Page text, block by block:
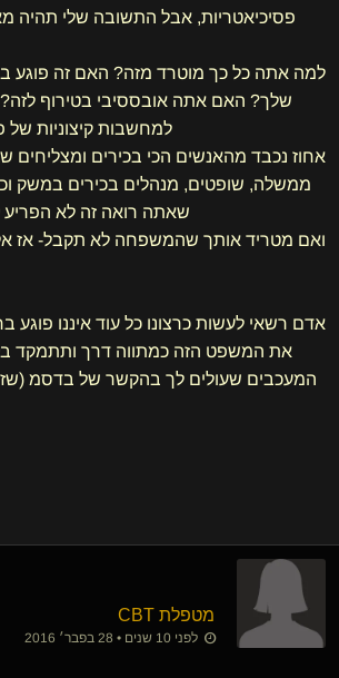
פסיכיאטריות, אבל התשובה שלי תהיה
למה אתה כל כך מוטרד מזה? האם זה פוגע
שלך? האם אתה אובססיבי בטירוף
למחשבות קיצוניות של
אחוז נכבד מהאנשים הכי בכירים ומצליחים
ממשלה, שופטים, מנהלים בכירים במשק
שאתה רואה זה לא הפריע
ואם מטריד אותך שהמשפחה לא תקבל- אז
אדם רשאי לעשות כרצונו כל עוד איננו פוגע
את המשפט הזה כמתווה דרך ותתמקד
המעכבים שעולים לך בהקשר של בדסמ
מטפלת CBT
לפני 10 שנים • 28 בפבר׳ 2016